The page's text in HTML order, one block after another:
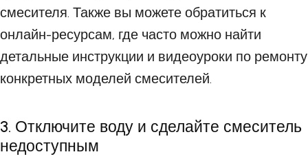
смесителя. Также вы можете обратиться к
онлайн-ресурсам, где часто можно найти
детальные инструкции и видеоуроки по ремонту
конкретных моделей смесителей.
3. Отключите воду и сделайте смеситель
недоступным